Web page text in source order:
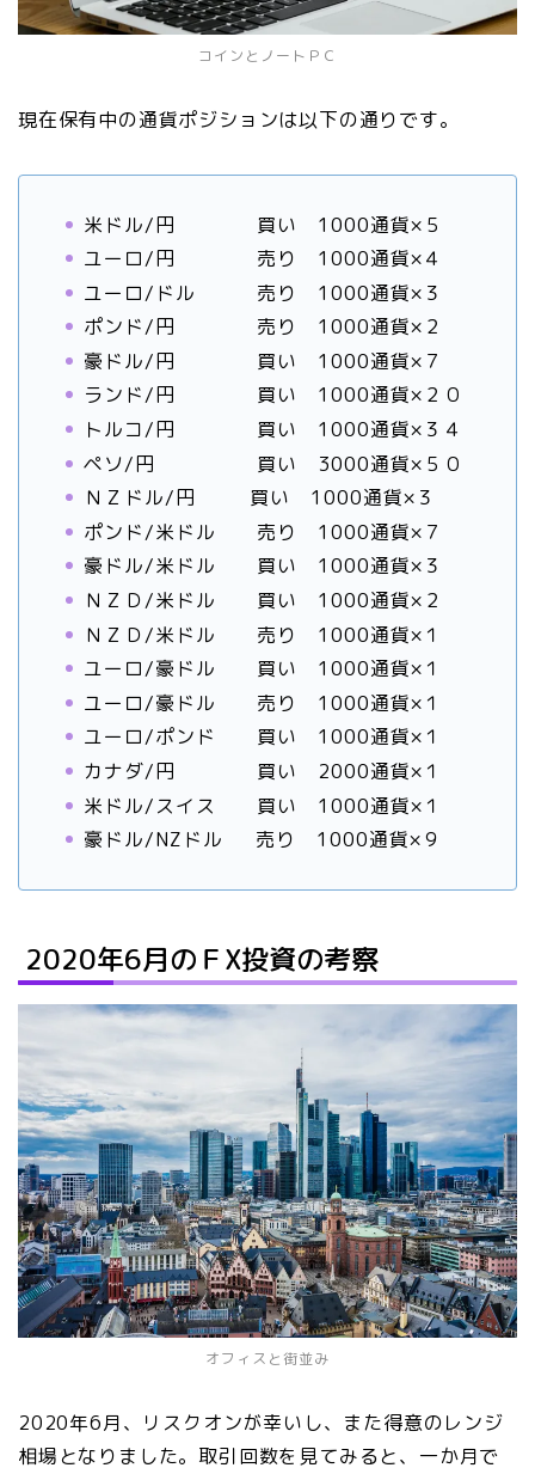
コインとノートＰＣ
現在保有中の通貨ポジションは以下の通りです。
米ドル/円 買い 1000通貨×５
ユーロ/円 売り 1000通貨×４
ユーロ/ドル 売り 1000通貨×３
ポンド/円 売り 1000通貨×２
豪ドル/円 買い 1000通貨×７
ランド/円 買い 1000通貨×２０
トルコ/円 買い 1000通貨×３４
ペソ/円 買い 3000通貨×５０
ＮＺドル/円 買い 1000通貨×３
ポンド/米ドル 売り 1000通貨×７
豪ドル/米ドル 買い 1000通貨×３
ＮＺＤ/米ドル 買い 1000通貨×２
ＮＺＤ/米ドル 売り 1000通貨×１
ユーロ/豪ドル 買い 1000通貨×１
ユーロ/豪ドル 売り 1000通貨×１
ユーロ/ポンド 買い 1000通貨×１
カナダ/円 買い 2000通貨×１
米ドル/スイス 買い 1000通貨×１
豪ドル/NZドル 売り 1000通貨×９
2020年6月のＦX投資の考察
オフィスと街並み
2020年6月、リスクオンが幸いし、また得意のレンジ
相場となりました。取引回数を見てみると、一か月で